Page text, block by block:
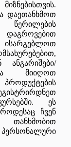
დაეთანხმოთ
წერილების
ისარგებლოთ
მიიღოთ
ეს
ჩვენ